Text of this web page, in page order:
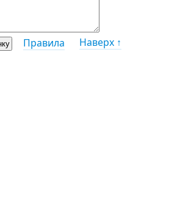
Правила Наверх ↑